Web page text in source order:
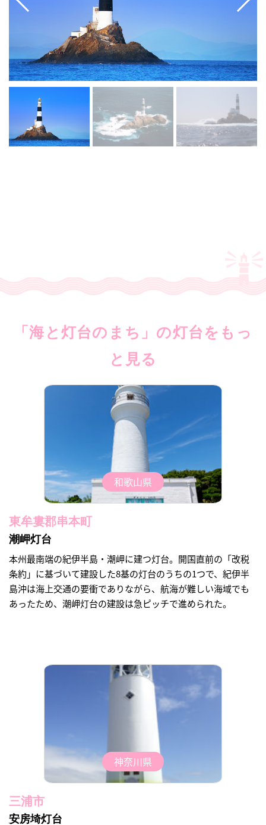
「海と灯台のまち」の灯台をもっ
と見る
和歌山県
東牟婁郡串本町
潮岬灯台
本州最南端の紀伊半島・潮岬に建つ灯台。開国直前の「改税
条約」に基づいて建設した8基の灯台のうちの1つで、紀伊半
島沖は海上交通の要衝でありながら、航海が難しい海域でも
あったため、潮岬灯台の建設は急ピッチで進められた。
神奈川県
三浦市
安房埼灯台